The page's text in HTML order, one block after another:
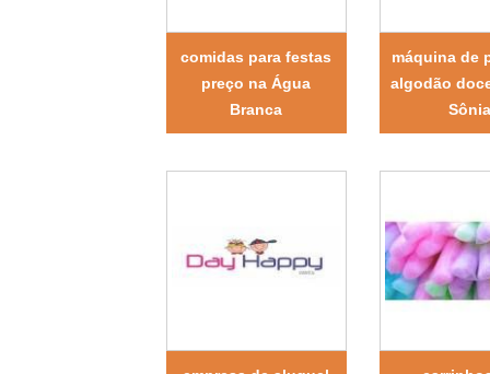
comidas para festas
preço na Água
Branca
máquina de
algodão
Sônia